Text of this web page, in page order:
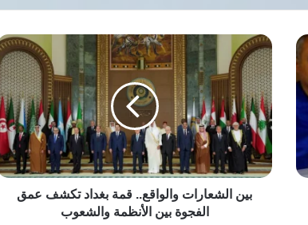
بين
الشعارات
والواقع..
قمة
بغداد
تكشف
عمق
الفجوة
بين
الأنظمةبين الشعارات والواقع.. قمة بغداد تكشف عمق
الفجوة بين الأنظمة والشعوب